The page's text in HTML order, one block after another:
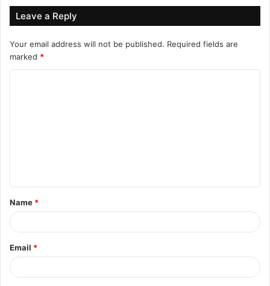
है। लोकसभा चुनावों से पहले ये विधानसभा चुनावों की आखिरी श्रृंखला होगी।
Leave a Reply
Your email address will not be published. Required fields are
marked *
t
*
Name *
Email *